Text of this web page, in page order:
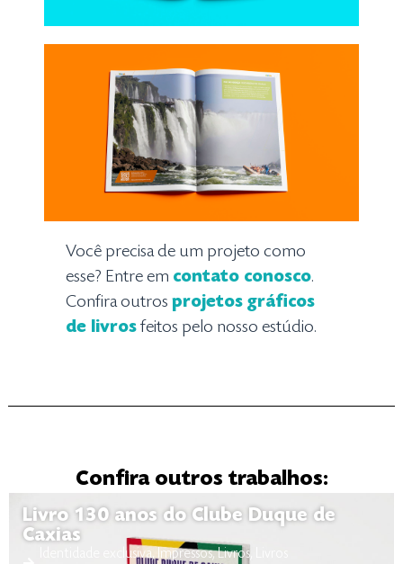
Você precisa de um projeto como
esse? Entre em contato conosco.
Confira outrosprojetos gráficos
de livros feitos pelo nosso estúdio.
Confira outros trabalhos:
Livro 130 anos do Clube Duque de
Caxias
Identidade exclusiva, Impressos,Livros